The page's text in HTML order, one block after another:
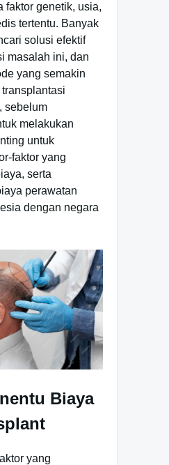
faktor genetik, usia,
tertentu. Banyak
solusi efektif
masalah ini, dan
yang semakin
sebelum
melakukan
untuk
faktor yang
serta
perawatan
dengan negara
Biaya
yang